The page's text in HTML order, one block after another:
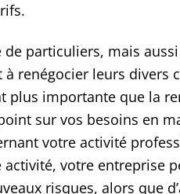
particuliers, mais aussi
renégocier leurs divers
plus importante que la
sur vos besoins en
votre activité
votre entreprise
risques, alors que